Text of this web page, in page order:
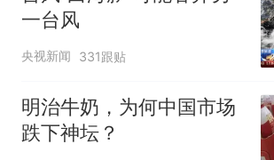
一台风
央视新闻 331跟贴
明治牛奶，为何中国市场
跌下神坛？